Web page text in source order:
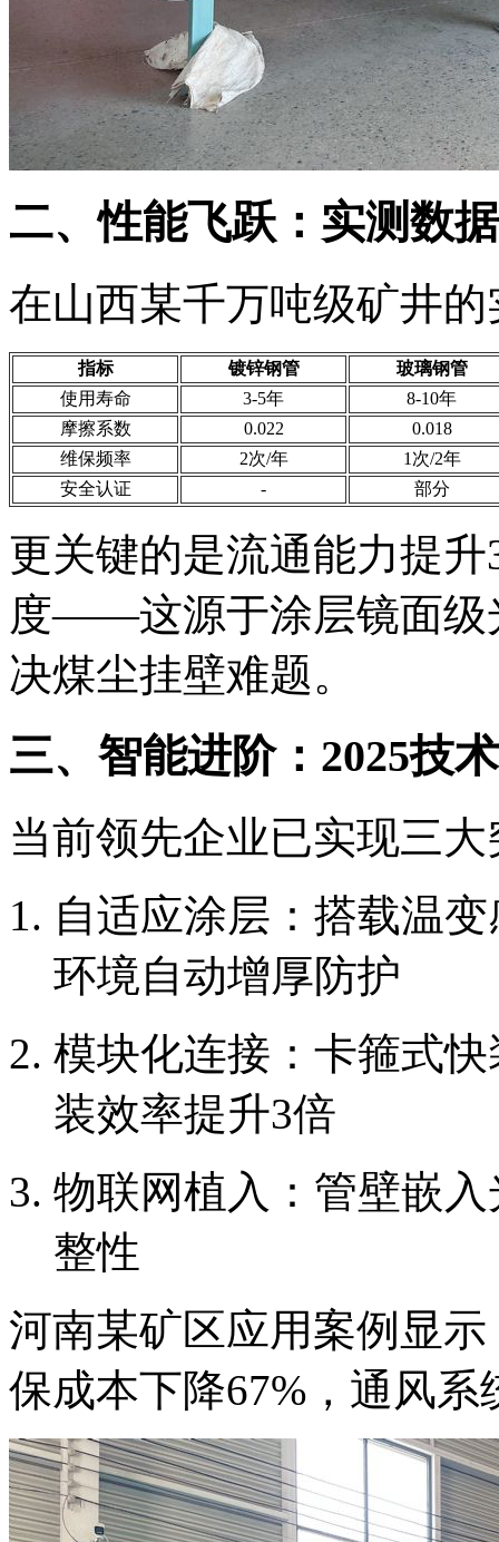
二、性能飞跃：实测数
在山西某千万吨级矿井
指标 镀锌钢管
玻璃钢管
使用寿命
3-5年
8-10年
摩擦系数
0.022
0.018
维保频率
2次/年
1次/2年
安全认证
- 部分
更关键的是流通能力提
度——这源于涂层镜面级
决煤尘挂壁难题。
三、智能进阶：2025技
当前领先企业已实现三
自适应涂层：搭载温
环境自动增厚防护
模块化连接：卡箍式
装效率提升3倍
物联网植入：管壁嵌
整性
河南某矿区应用案例显
保成本下降67%，通风系